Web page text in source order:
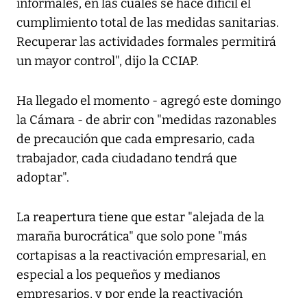
informales, en las cuales se hace difícil el
cumplimiento total de las medidas sanitarias.
Recuperar las actividades formales permitirá
un mayor control", dijo la CCIAP.
Ha llegado el momento - agregó este domingo
la Cámara - de abrir con "medidas razonables
de precaución que cada empresario, cada
trabajador, cada ciudadano tendrá que
adoptar".
La reapertura tiene que estar "alejada de la
maraña burocrática" que solo pone "más
cortapisas a la reactivación empresarial, en
especial a los pequeños y medianos
empresarios, y por ende la reactivación